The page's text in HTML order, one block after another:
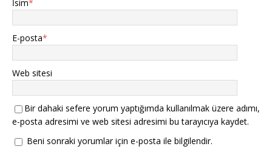
İsim*
E-posta*
Web sitesi
Bir dahaki sefere yorum yaptığımda kullanılmak üzere adımı,
e-posta adresimi ve web sitesi adresimi bu tarayıcıya kaydet.
Beni sonraki yorumlar için e-posta ile bilgilendir.